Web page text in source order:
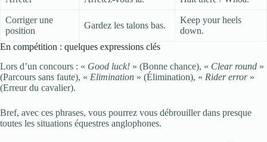
Corriger une
position
Gardez les talons bas.
Keep your heels
down.
En compétition : quelques expressions clés
Lors d’un concours : « Good luck! » (Bonne chance), « Clear round »
(Parcours sans faute), « Elimination » (Élimination), « Rider error»
(Erreur du cavalier).
Bref, avec ces phrases, vous pourrez vous débrouiller dans presque
toutes les situations équestres anglophones.